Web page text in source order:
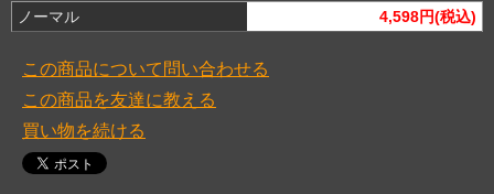
ノーマル 4,598円(税込)
この商品について問い合わせる
この商品を友達に教える
買い物を続ける